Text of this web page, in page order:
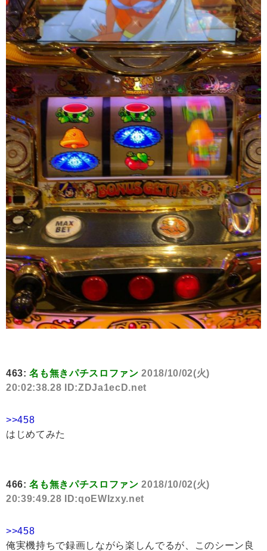
463:名も無きパチスロファン 2018/10/02(火)
20:02:38.28 ID:ZDJa1ecD.net
>>458
はじめてみた
466:名も無きパチスロファン 2018/10/02(火)
20:39:49.28 ID:qoEWIzxy.net
>>458
俺実機持ちで録画しながら楽しんでるが、このシーン良